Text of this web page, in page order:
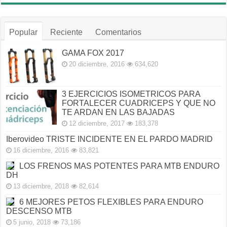
Popular Reciente Comentarios
GAMA FOX 2017
20 diciembre, 2016 634,620
3 EJERCICIOS ISOMETRICOS PARA
FORTALECER CUADRICEPS Y QUE NO
TE ARDAN EN LAS BAJADAS
12 diciembre, 2017 183,378
Iberovideo TRISTE INCIDENTE EN EL PARDO MADRID
16 diciembre, 2016 83,821
LOS FRENOS MAS POTENTES PARA MTB ENDURO
DH
13 diciembre, 2018 82,614
6 MEJORES PETOS FLEXIBLES PARA ENDURO
DESCENSO MTB
5 junio, 2018 73,186